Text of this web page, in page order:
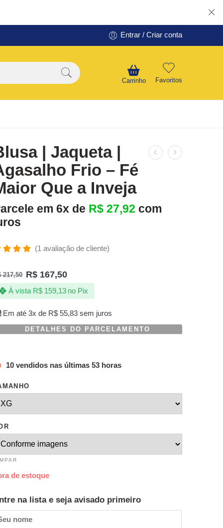
Entrar / Criar conta
Carrinho Favoritos
| Jaqueta |
Frio – Fé
Que a Inveja
em 6x de R$ 27,92 com
de 5,
(1avaliação de cliente)
217,50 R$ 167,50
Em até 3x de R$55,83sem juros
À vista R$159,13 no Pix
DETALHES DO PARCELAMENTO
10 vendidos nas últimas 53 horas
de estoque
na lista e seja avisado primeiro